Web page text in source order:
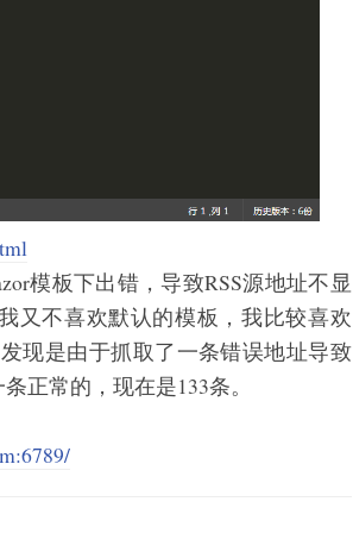
模板下出错，导致RSS源地址不显
又不喜欢默认的模板，我比较喜欢
现是由于抓取了一条错误地址导致
正常的，现在是133条。